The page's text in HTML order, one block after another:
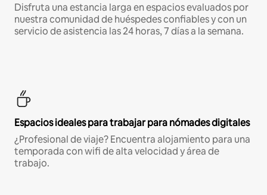
Disfruta una estancia larga en espacios evaluados por
nuestra comunidad de huéspedes confiables y con un
servicio de asistencia las 24 horas, 7 días a la semana.
Espacios ideales para trabajar para nómades digitales
¿Profesional de viaje? Encuentra alojamiento para una
temporada con wifi de alta velocidad y área de
trabajo.